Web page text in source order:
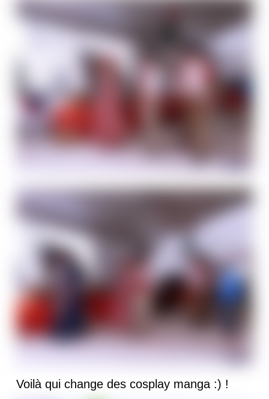
Voilà qui change des cosplay manga :) !